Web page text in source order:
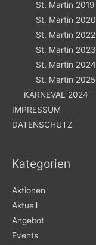
St. Martin 2019
St. Martin 2020
St. Martin 2022
St. Martin 2023
St. Martin 2024
St. Martin 2025
KARNEVAL 2024
IMPRESSUM
DATENSCHUTZ
Kategorien
Aktionen
Aktuell
Angebot
Events